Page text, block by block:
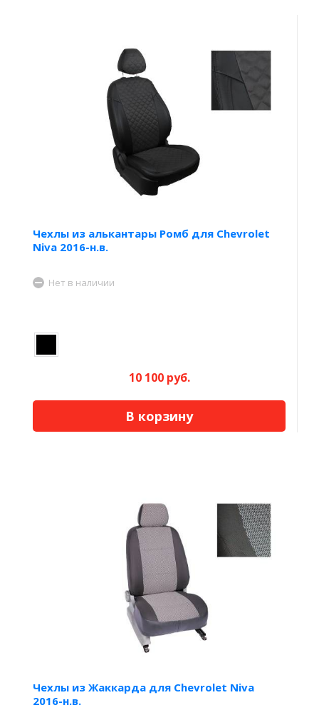
Чехлы из алькантары Ромб для Chevrolet
Niva 2016-н.в.
Нет в наличии
10 100 руб.
В корзину
Чехлы из Жаккарда для Chevrolet Niva
2016-н.в.